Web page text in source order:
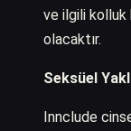
ve ilgili kolluk
olacaktır.
Seksüel
Innclude